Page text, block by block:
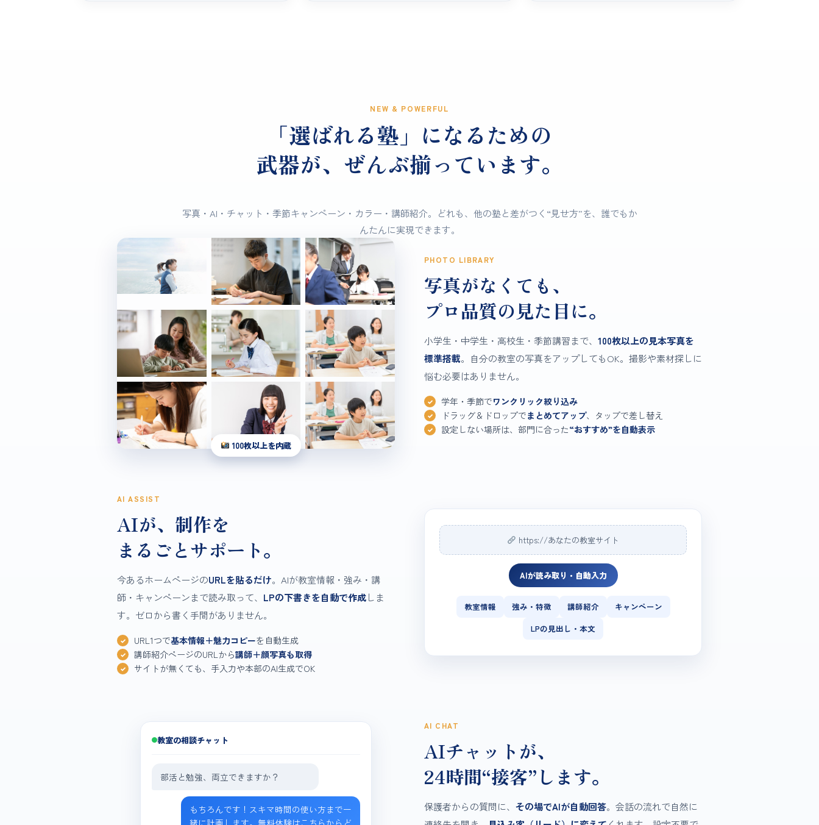
NEW & POWERFUL
「選ばれる塾」になるための
武器が、ぜんぶ揃っています。
写真・AI・チャット・季節キャンペーン・カラー・講師紹介。どれも、他の塾と差がつく“見せ方”を、誰でもか
んたんに実現できます。
100枚以上を内蔵
PHOTO LIBRARY
写真がなくても、
プロ品質の見た目に。
小学生・中学生・高校生・季節講習まで、 100枚以上の見本写真を
標準搭載。自分の教室の写真をアップしてもOK。撮影や素材探しに
悩む必要はありません。
学年・季節でワンクリック絞り込み
ドラッグ＆ドロップでまとめてアップ、タップで差し替え
設定しない場所は、部門に合った“おすすめ”を自動表示
https://あなたの教室サイト
AIが読み取り・自動入力
教室情報 強み・特徴 講師紹介
キャンペーン
LPの見出し・本文
AI ASSIST
AIが、制作を
まるごとサポート。
今あるホームページのURLを貼るだけ。AIが教室情報・強み・講
師・キャンペーンまで読み取って、 LPの下書きを自動で作成しま
す。ゼロから書く手間がありません。
URL1つで基本情報＋魅力コピーを自動生成
講師紹介ページのURLから講師＋顔写真も取得
サイトが無くても、手入力や本部のAI生成でOK
教室の相談チャット
部活と勉強、両立できますか？
もちろんです！スキマ時間の使い方まで一
AI CHAT
AIチャットが、
24時間“接客”します。
保護者からの質問に、 その場でAIが自動回答。会話の流れで自然に